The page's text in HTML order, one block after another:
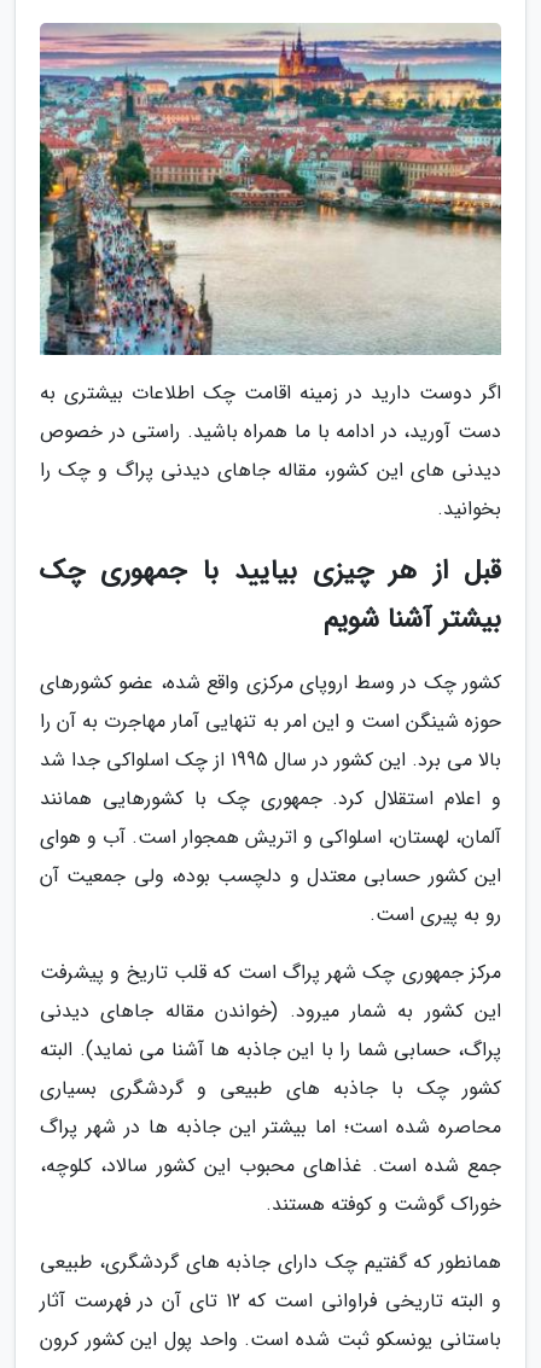
اگر دوست دارید در زمینه اقامت چک اطلاعات بیشتری به
دست آورید، در ادامه با ما همراه باشید. راستی در خصوص
دیدنی های این کشور، مقاله جاهای دیدنی پراگ و چک را
بخوانید.
قبل از هر چیزی بیایید با جمهوری چک
بیشتر آشنا شویم
کشور چک در وسط اروپای مرکزی واقع شده، عضو کشورهای
حوزه شینگن است و این امر به تنهایی آمار مهاجرت به آن را
بالا می برد. این کشور در سال 1995 از چک اسلواکی جدا شد
و اعلام استقلال کرد. جمهوری چک با کشورهایی همانند
آلمان، لهستان، اسلواکی و اتریش همجوار است. آب و هوای
این کشور حسابی معتدل و دلچسب بوده، ولی جمعیت آن
رو به پیری است.
مرکز جمهوری چک شهر پراگ است که قلب تاریخ و پیشرفت
این کشور به شمار میرود. (خواندن مقاله جاهای دیدنی
پراگ، حسابی شما را با این جاذبه ها آشنا می نماید). البته
کشور چک با جاذبه های طبیعی و گردشگری بسیاری
محاصره شده است؛ اما بیشتر این جاذبه ها در شهر پراگ
جمع شده است. غذاهای محبوب این کشور سالاد، کلوچه،
خوراک گوشت و کوفته هستند.
همانطور که گفتیم چک دارای جاذبه های گردشگری، طبیعی
و البته تاریخی فراوانی است که 12 تای آن در فهرست آثار
باستانی یونسکو ثبت شده است. واحد پول این کشور کرون